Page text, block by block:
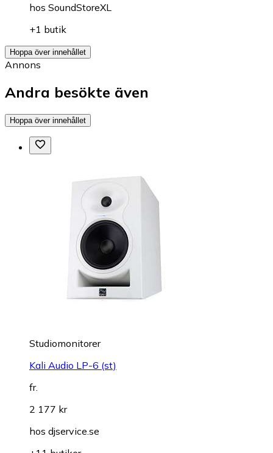
hos SoundStoreXL
+1 butik
Hoppa över innehållet
Annons
Andra besökte även
Hoppa över innehållet
Studiomonitorer
Kali Audio LP-6 (st)
fr.
2 177 kr
hos djservice.se